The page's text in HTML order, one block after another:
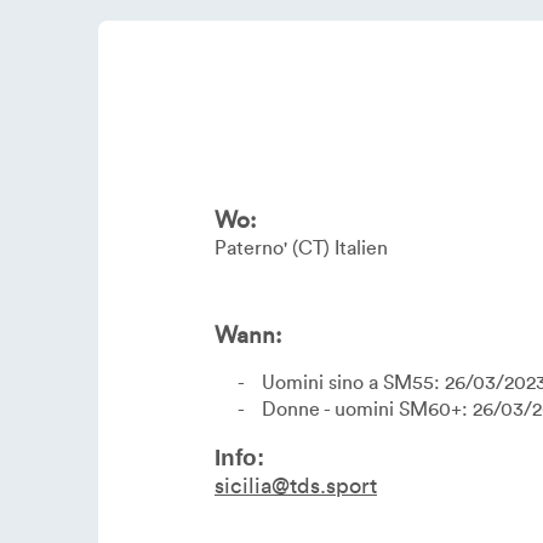
Wo:
Paterno' CT Italien
Wann:
Uomini sino a SM55: 26/03/
Donne - uomini SM60+: 26/03/
Info:
sicilia@tds.sport